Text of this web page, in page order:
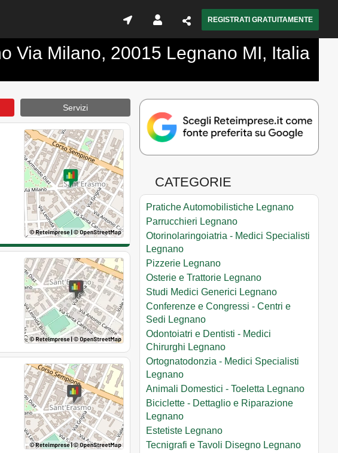
REGISTRATI GRATUITAMENTE
Via Milano, 20015 Legnano MI, Italia
Servizi
CATEGORIE
Pratiche Automobilistiche Legnano
Parrucchieri Legnano
Otorinolaringoiatria - Medici Specialisti
Legnano
Pizzerie Legnano
Osterie e Trattorie Legnano
Studi Medici Generici Legnano
Conferenze e Congressi - Centri e
Sedi Legnano
Odontoiatri e Dentisti - Medici
Chirurghi Legnano
Ortognatodonzia - Medici Specialisti
Legnano
Animali Domestici - Toeletta Legnano
Biciclette - Dettaglio e Riparazione
Legnano
Estetiste Legnano
Tecnigrafi e Tavoli Disegno Legnano